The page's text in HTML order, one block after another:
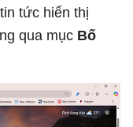
tức hiển thị
qua mục Bố